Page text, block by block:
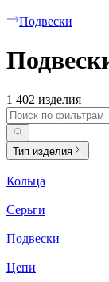
Подвески
1 402 изделия
Тип изделия
Кольца
Серьги
Подвески
Цепи